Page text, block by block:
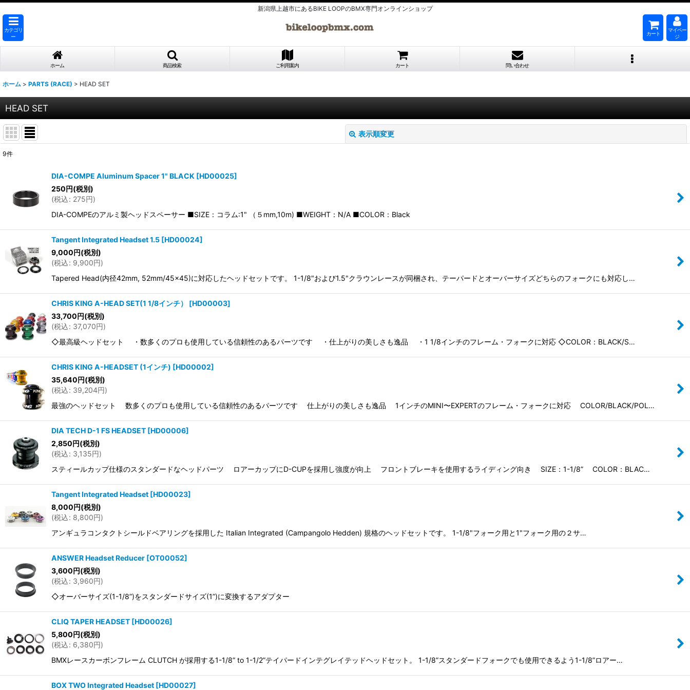
新潟県上越市にあるBIKE LOOPのBMX専門オンラインショップ
カテゴリ
ー
カート
マイペー
ジ
ホーム 商品検索 ご利用案内 カート 問い合わせ
ホーム > PARTS (RACE) > HEAD SET
HEAD SET
表示順変更
並び順:
絞り込む
9件
DIA-COMPE Aluminum Spacer 1" BLACK [HD00025]
250円(税別)
(税込: 275円)
DIA-COMPEのアルミ製ヘッドスペーサー ■SIZE：コラム:1" （５mm,10m) ■WEIGHT：N/A ■COLOR：Black
Tangent Integrated Headset 1.5 [HD00024]
9,000円(税別)
(税込: 9,900円)
Tapered Head(内径42mm, 52mm/45x45)に対応したヘッドセットです。 1-1/8"および1.5"クラウンレースが同梱され、テーパードとオーバーサイズどちらのフォークにも対応し…
CHRIS KING A-HEAD SET(1 1/8インチ） [HD00003]
33,700円(税別)
(税込: 37,070円)
◇最高級ヘッドセット ・数多くのプロも使用している信頼性のあるパーツです ・仕上がりの美しさも逸品 ・1 1/8インチのフレーム・フォークに対応 ◇COLOR：BLACK/S…
CHRIS KING A-HEADSET (1インチ) [HD00002]
35,640円(税別)
(税込: 39,204円)
最強のヘッドセット 数多くのプロも使用している信頼性のあるパーツです 仕上がりの美しさも逸品 1インチのMINI〜EXPERTのフレーム・フォークに対応 COLOR/BLACK/POL…
DIA TECH D-1 FS HEADSET [HD00006]
2,850円(税別)
(税込: 3,135円)
スティールカップ仕様のスタンダードなヘッドパーツ ロアーカップにD-CUPを採用し強度が向上 フロントブレーキを使用するライディング向き SIZE：1-1/8” COLOR：BLAC…
Tangent Integrated Headset [HD00023]
8,000円(税別)
(税込: 8,800円)
アンギュラコンタクトシールドベアリングを採用した Italian Integrated (Campangolo Hedden) 規格のヘッドセットです。 1-1/8"フォーク用と1"フォーク用の２サ…
ANSWER Headset Reducer [OT00052]
3,600円(税別)
(税込: 3,960円)
◇オーバーサイズ(1-1/8”)をスタンダードサイズ(1”)に変換するアダプター
CLIQ TAPER HEADSET [HD00026]
5,800円(税別)
(税込: 6,380円)
BMXレースカーボンフレーム CLUTCH が採用する1-1/8” to 1-1/2”テイパードインテグレイテッドヘッドセット。 1-1/8”スタンダードフォークでも使用できるよう1-1/8”ロアー…
BOX TWO Integrated Headset [HD00027]